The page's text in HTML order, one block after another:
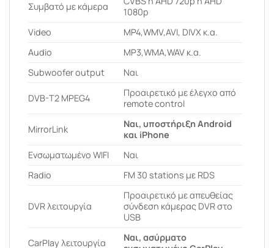
Συμβατό με κάμερα
1080p
Video
MP4,WMV,AVI, DIVX κ.α.
Audio
MP3,WMA,WAV κ.α.
Subwoofer output
Ναι
DVB-T2 MPEG4
Προαιρετικό με έλεγχο από
remote control
MirrorLink
Ναι, υποστήριξη Android
και iPhone
Ενσωματωμένο WIFI
Ναι
Radio
FM 30 stations με RDS
DVR λειτουργία
Προαιρετικό με απευθείας
σύνδεση κάμερας DVR στο
USB
CarPlay λειτουργία
Ναι, ασύρματο